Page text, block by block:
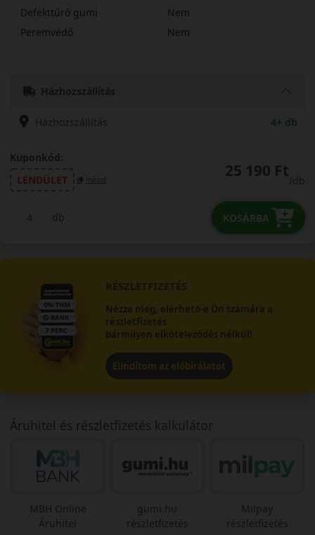
Defekttűrő gumi
Nem
Peremvédő
Nem
Házhozszállítás
Házhozszállítás 4+ db
Kuponkód:
LENDÜLET
másol 25 190 Ft
/db
db KOSÁRBA
RÉSZLETFIZETÉS
Nézze meg, elérhető-e Ön számára a
részletfizetés
bármilyen elköteleződés nélkül!
Elindítom az előbírálatot
Áruhitel és részletfizetés kalkulátor
MBH Online
Áruhitel
gumi.hu
részletfizetés
Milpay
részletfizetés